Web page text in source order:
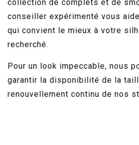
collection de complets et de
conseiller expérimenté vous
qui convient le mieux à votre
recherché.
Pour un look impeccable, nous
garantir la disponibilité de la
renouvellement continu de nos